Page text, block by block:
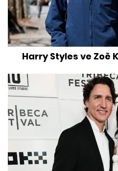
Harry Styles ve Zoë